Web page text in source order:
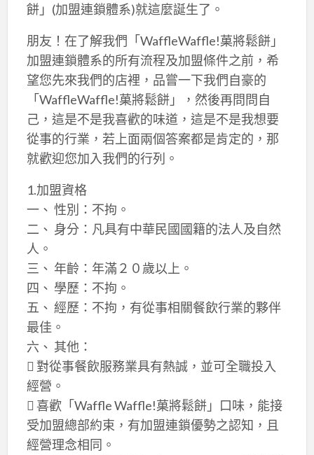
餅」(加盟連鎖體系)就這麼誕生了。
朋友！在了解我們「WaffleWaffle!菓將鬆餅」
加盟連鎖體系的所有流程及加盟條件之前，希
望您先來我們的店裡，品嘗一下我們自豪的
「WaffleWaffle!菓將鬆餅」，然後再問問自
己，這是不是我喜歡的味道，這是不是我想要
從事的行業，若上面兩個答案都是肯定的，那
就歡迎您加入我們的行列。
1.加盟資格
一、 性別：不拘。
二、 身分：凡具有中華民國國籍的法人及自然
人。
三、 年齡：年滿２０歲以上。
四、 學歷：不拘。
五、 經歷：不拘，有從事相關餐飲行業的夥伴
最佳。
六、 其他：
 對從事餐飲服務業具有熱誠，並可全職投入
經營。
 喜歡「Waffle Waffle!菓將鬆餅」口味，能接
受加盟總部約束，有加盟連鎖優勢之認知，且
經營理念相同。